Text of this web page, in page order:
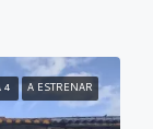
4 A ESTRENAR